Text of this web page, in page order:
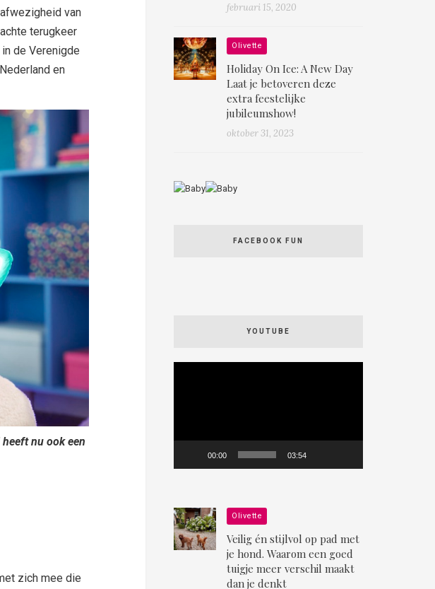
van
terugkeer
de Verenigde
en
nu ook een
zich mee die
februari 15, 2020
Olivette
Holiday On Ice: A New Day
Laat je betoveren deze
extra feestelijke
jubileumshow!
oktober 31, 2023
FACEBOOK FUN
YOUTUBE
00:00 03:54
Olivette
Veilig én stijlvol op pad met
je hond. Waarom een goed
tuigje meer verschil maakt
dan je denkt